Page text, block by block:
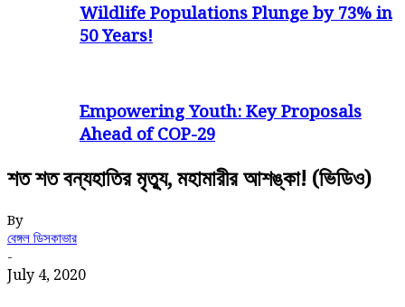
Wildlife Populations Plunge by 73% in
50 Years!
Empowering Youth: Key Proposals
Ahead of COP-29
শত শত বন্যহাতির মৃত্যু, মহামারীর আশঙ্কা! (ভিডিও)
By
বেঙ্গল ডিসকাভার
-
July 4, 2020